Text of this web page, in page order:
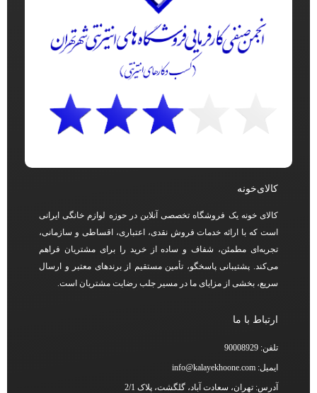
کالای‌خونه
کالای خونه یک فروشگاه تخصصی آنلاین در حوزه لوازم خانگی ایرانی
است که با ارائه خدمات فروش نقدی، اعتباری، اقساطی و سازمانی،
تجربه‌ای مطمئن، شفاف و ساده از خرید را برای مشتریان فراهم
می‌کند. پشتیبانی پاسخگو، تأمین مستقیم از برندهای معتبر و ارسال
سریع، بخشی از مزایای ما در مسیر جلب رضایت مشتریان است.
ارتباط با ما
تلفن: 90008929
ایمیل: info@kalayekhoone.com
آدرس: تهران، سعادت آباد، گلگشت، پلاک 2/1